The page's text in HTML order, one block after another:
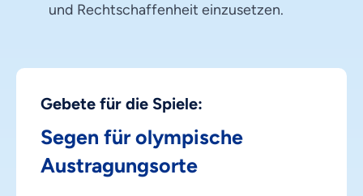
und Rechtschaffenheit einzusetzen.
Gebete für die Spiele:
Segen für olympische
Austragungsorte